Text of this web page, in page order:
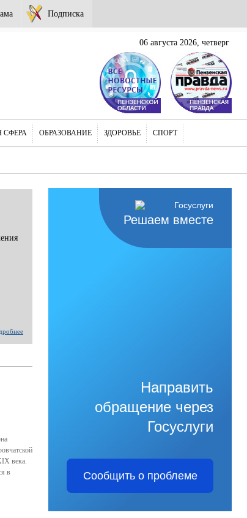
Подписка
06 августа 2026, четверг
СФЕРА ОБРАЗОВАНИЕ ЗДОРОВЬЕ СПОРТ
века.
в
Решаем вместе
Направить
обращение через
Госуслуги
Сообщить о проблеме